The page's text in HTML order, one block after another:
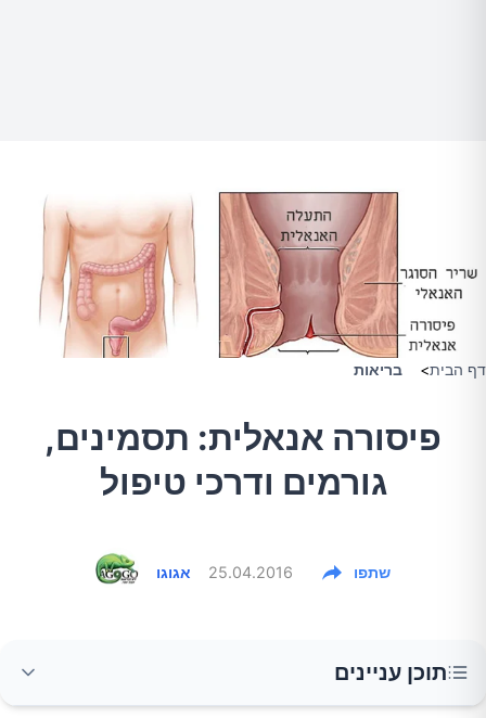
דף הבית> בריאות
פיסורה אנאלית: תסמינים,
גורמים ודרכי טיפול
אגוגו 25.04.2016 שתפו
תוכן עניינים